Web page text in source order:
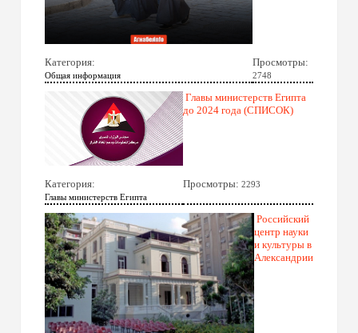
Категория:
Общая информация
Просмотры:
2748
Главы министерств Египта
до 2024 года (СПИСОК)
Категория:
Главы министерств Египта
Просмотры: 2293
Российский
центр науки
и культуры в
Александрии